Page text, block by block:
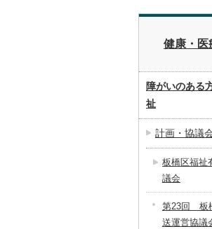
健康・医
障がいのある
祉
計画・協議
板橋区福祉
議会
第23回 板
送運営協議